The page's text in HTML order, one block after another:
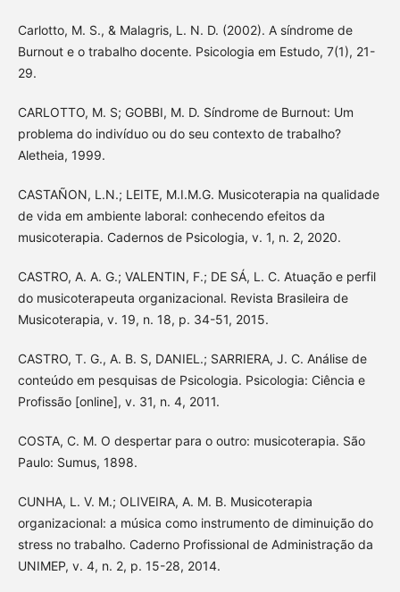
Carlotto, M. S., & Malagris, L. N. D. (2002). A síndrome de
Burnout e o trabalho docente. Psicologia em Estudo, 7(1), 21-
29.
CARLOTTO, M. S; GOBBI, M. D. Síndrome de Burnout: Um
problema do indivíduo ou do seu contexto de trabalho?
Aletheia, 1999.
CASTAÑON, L.N.; LEITE, M.I.M.G. Musicoterapia na qualidade
de vida em ambiente laboral: conhecendo efeitos da
musicoterapia. Cadernos de Psicologia, v. 1, n. 2, 2020.
CASTRO, A. A. G.; VALENTIN, F.; DE SÁ, L. C. Atuação e perfil
do musicoterapeuta organizacional. Revista Brasileira de
Musicoterapia, v. 19, n. 18, p. 34-51, 2015.
CASTRO, T. G., A. B. S, DANIEL.; SARRIERA, J. C. Análise de
conteúdo em pesquisas de Psicologia. Psicologia: Ciência e
Profissão [online], v. 31, n. 4, 2011.
COSTA, C. M. O despertar para o outro: musicoterapia. São
Paulo: Sumus, 1898.
CUNHA, L. V. M.; OLIVEIRA, A. M. B. Musicoterapia
organizacional: a música como instrumento de diminuição do
stress no trabalho. Caderno Profissional de Administração da
UNIMEP, v. 4, n. 2, p. 15-28, 2014.